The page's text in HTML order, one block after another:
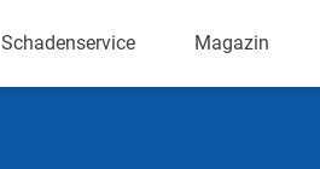
Schadenservice Magazin